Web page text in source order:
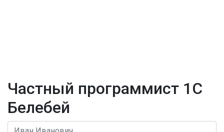
Частный программист 1С
Белебей